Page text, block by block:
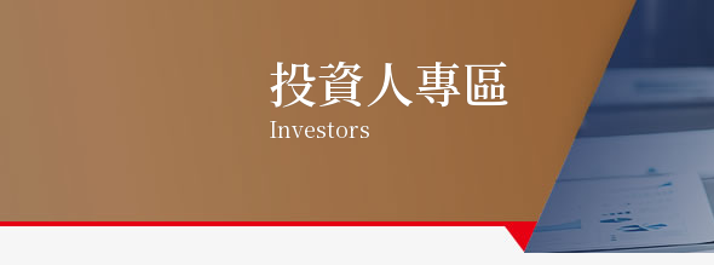
團隊介紹
合作夥伴
投資人專區
Investors